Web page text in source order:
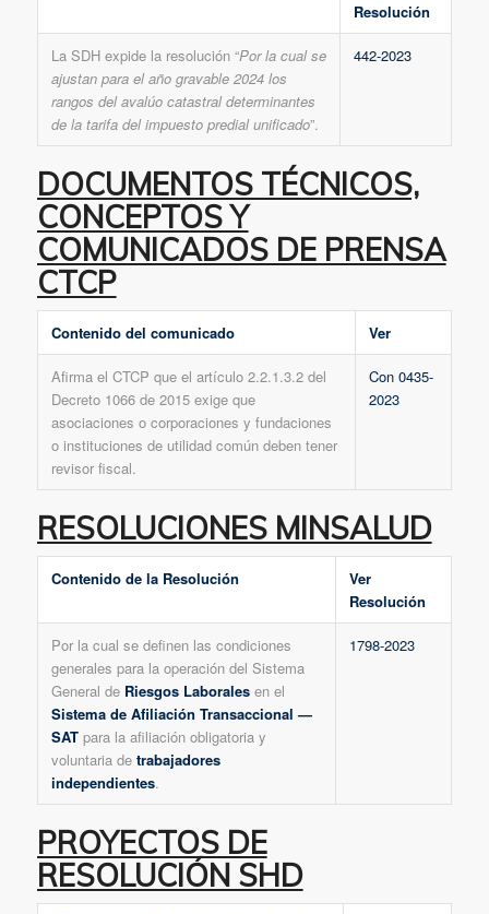
Resolución
La SDH expide la resolución “Por la cual se
ajustan para el año gravable 2024 los
rangos del avalúo catastral determinantes
de la tarifa del impuesto predial unificado”.
442-2023
DOCUMENTOS TÉCNICOS,
CONCEPTOS Y
COMUNICADOS DE PRENSA
CTCP
Contenido del comunicado Ver
Afirma el CTCP que el artículo 2.2.1.3.2 del
Decreto 1066 de 2015 exige que
asociaciones o corporaciones y fundaciones
o instituciones de utilidad común deben tener
revisor fiscal.
Con 0435-
2023
RESOLUCIONES MINSALUD
Contenido de la Resolución
Ver
Resolución
Por la cual se definen las condiciones
generales para la operación del Sistema
General deRiesgos Laboralesen el
Sistema de Afiliación Transaccional —
SATpara la afiliación obligatoria y
voluntaria de trabajadores
independientes.
1798-2023
PROYECTOS DE
RESOLUCIÓN SHD